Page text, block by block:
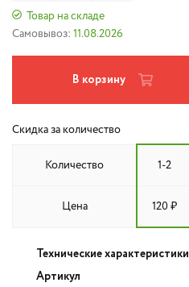
Товар на складе
Самовывоз: 11.08.2026
В корзину
Скидка за количество
Количество 1-2
Цена 120 ₽
Технические характеристики
Артикул